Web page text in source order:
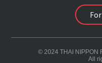
© 2024 THAI NIPPON
All